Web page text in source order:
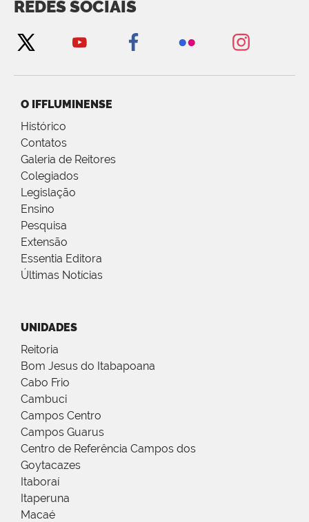
REDES SOCIAIS
O IFFLUMINENSE
Histórico
Contatos
Galeria de Reitores
Colegiados
Legislação
Ensino
Pesquisa
Extensão
Essentia Editora
Últimas Notícias
UNIDADES
Reitoria
Bom Jesus do Itabapoana
Cabo Frio
Cambuci
Campos Centro
Campos Guarus
Centro de Referência Campos dos
Goytacazes
Itaboraí
Itaperuna
Macaé